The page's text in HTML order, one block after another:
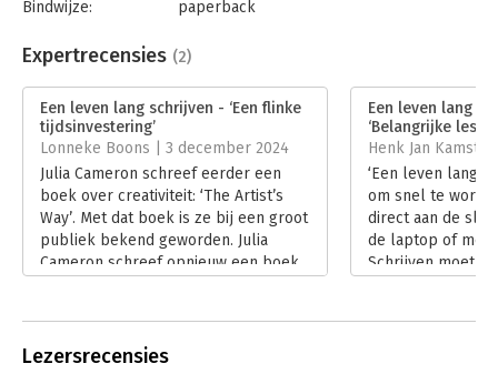
Bindwijze:
paperback
Uitgever:
AW Bruna
Verschijningsdatum:
3-10-2023
Hoofdrubriek: Communicatie en media
Expertrecensies (2)
Een leven lang schrijven - ‘Een flinke
tijdsinvestering’
Lonneke Boons | 3 december 2024
Julia Cameron schreef eerder een
boek over creativiteit: ‘The Artist’s
Way’. Met dat boek is ze bij een groot
publiek bekend geworden. Julia
Cameron schreef opnieuw een boek
Lees verder
Een leven lang
‘Belangrijke
Henk Jan
‘Een leven lang
om snel te
direct aan de
de laptop of met
Schrijven moet
Lezersrecensies